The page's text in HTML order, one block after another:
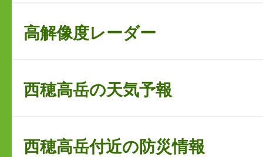
高解像度レーダー
西穂高岳の天気予報
西穂高岳付近の防災情報